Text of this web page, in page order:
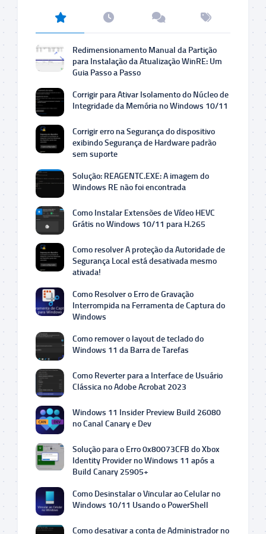
Redimensionamento Manual da Partição
para Instalação da Atualização WinRE: Um
Guia Passo a Passo
Corrigir para Ativar Isolamento do Núcleo de
Integridade da Memória no Windows 10/11
Corrigir erro na Segurança do dispositivo
exibindo Segurança de Hardware padrão
sem suporte
Solução: REAGENTC.EXE: A imagem do
Windows RE não foi encontrada
Como Instalar Extensões de Vídeo HEVC
Grátis no Windows 10/11 para H.265
Como resolver A proteção da Autoridade de
Segurança Local está desativada mesmo
ativada!
Como Resolver o Erro de Gravação
Interrompida na Ferramenta de Captura do
Windows
Como remover o layout de teclado do
Windows 11 da Barra de Tarefas
Como Reverter para a Interface de Usuário
Clássica no Adobe Acrobat 2023
Windows 11 Insider Preview Build 26080
no Canal Canary e Dev
Solução para o Erro 0x80073CFB do Xbox
Identity Provider no Windows 11 após a
Build Canary 25905+
Como Desinstalar o Vincular ao Celular no
Windows 10/11 Usando o PowerShell
Como desativar a conta de Administrador no